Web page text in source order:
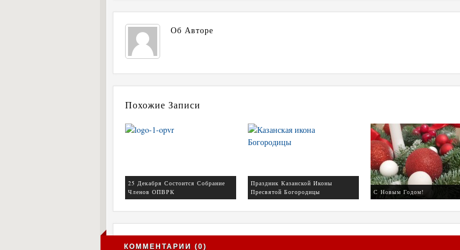
Об Авторе
Похожие Записи
25 Декабря Состоится Собрание
Членов ОПВРК
Праздник Казанской Иконы
Пресвятой Богородицы
С Новым Годом!
КОММЕНТАРИИ (0)